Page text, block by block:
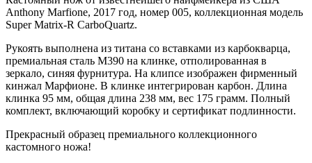
Anthony Marfione, 2017 год, номер 005, коллекционная модель
SuperMatrix-R CarboQuartz.
Рукоять выполнена из титана со вставками из карбокварца,
премиальная сталь М390 на клинке, отполированная в
зеркало, синяя фурнитура. На клипсе изображен фирменный
кинжал Марфионе. В клинке интегрирован карбон. Длина
клинка 95 мм, общая длина 238 мм, вес 175 грамм. Полный
комплект, включающий коробку и сертификат подлинности.
Прекрасный образец премиального коллекционного
кастомного ножа!